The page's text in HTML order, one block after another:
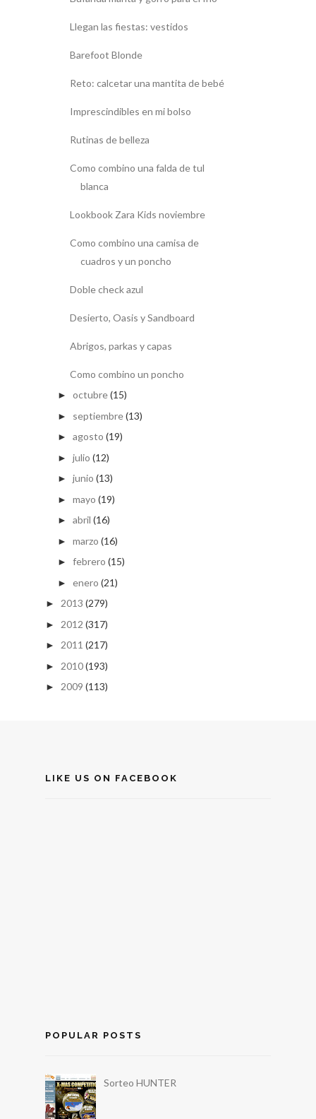
Llegan las fiestas: vestidos
Barefoot Blonde
Reto: calcetar una mantita de bebé
Imprescindibles en mi bolso
Rutinas de belleza
Como combino una falda de tul
blanca
Lookbook Zara Kids noviembre
Como combino una camisa de
cuadros y un poncho
Doble check azul
Desierto, Oasis y Sandboard
Abrigos, parkas y capas
Como combino un poncho
► octubre(15)
► septiembre(13)
► agosto (19)
► julio (12)
► junio (13)
► mayo (19)
► abril (16)
► marzo (16)
► febrero (15)
► enero (21)
► 2013 (279)
► 2012 (317)
► 2011 (217)
► 2010(193)
► 2009 (113)
LIKE US ON FACEBOOK
POPULAR POSTS
Sorteo HUNTER